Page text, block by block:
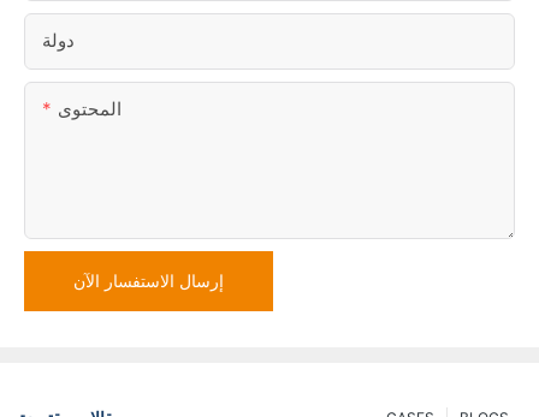
دولة
المحتوى
إرسال الاستفسار الآن